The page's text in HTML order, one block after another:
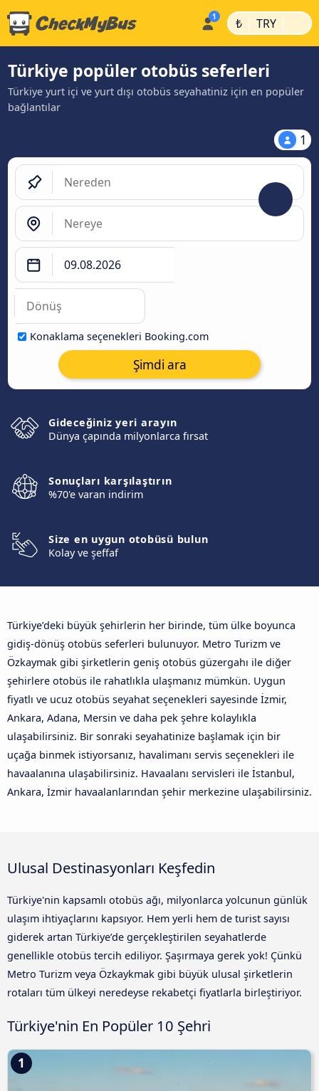
₺ | TRY |
Türkiye popüler otobüs seferleri
Türkiye yurt içi ve yurt dışı otobüs seyahatiniz için en popüler
bağlantılar
1
Konaklama seçenekleri Booking.com
Şimdi ara
Gideceğiniz yeri arayın
Dünya çapında milyonlarca fırsat
Sonuçları karşılaştırın
%70'e varan indirim
Size en uygun otobüsü bulun
Kolay ve şeffaf
Türkiye’deki büyük şehirlerin her birinde, tüm ülke boyunca
gidiş-dönüş otobüs seferleri bulunuyor. Metro Turizm ve
Özkaymak gibi şirketlerin geniş otobüs güzergahı ile diğer
şehirlere otobüs ile rahatlıkla ulaşmanız mümkün. Uygun
fiyatlı ve ucuz otobüs seyahat seçenekleri sayesinde İzmir,
Ankara, Adana, Mersin ve daha pek şehre kolaylıkla
ulaşabilirsiniz. Bir sonraki seyahatinize başlamak için bir
uçağa binmek istiyorsanız, havalimanı servis seçenekleri ile
havaalanına ulaşabilirsiniz. Havaalanı servisleri ile İstanbul,
Ankara, İzmir havaalanlarından şehir merkezine ulaşabilirsiniz.
Ulusal Destinasyonları Keşfedin
Türkiye'nin kapsamlı otobüs ağı, milyonlarca yolcunun günlük
ulaşım ihtiyaçlarını kapsıyor. Hem yerli hem de turist sayısı
giderek artan Türkiye’de gerçekleştirilen seyahatlerde
genellikle otobüs tercih ediliyor. Şaşırmaya gerek yok! Çünkü
Metro Turizm veya Özkaykmak gibi büyük ulusal şirketlerin
rotaları tüm ülkeyi neredeyse rekabetçi fiyatlarla birleştiriyor.
Türkiye'nin En Popüler 10 Şehri
1